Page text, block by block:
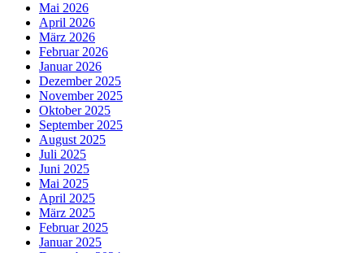
Mai 2026
April 2026
März 2026
Februar 2026
Januar 2026
Dezember 2025
November 2025
Oktober 2025
September 2025
August 2025
Juli 2025
Juni 2025
Mai 2025
April 2025
März 2025
Februar 2025
Januar 2025